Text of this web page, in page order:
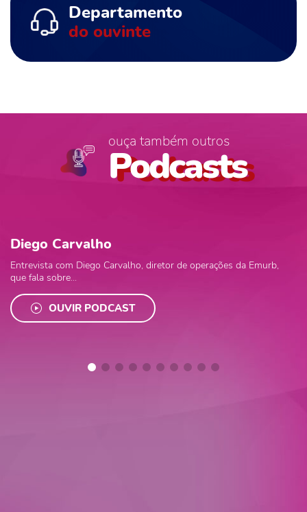
Departamento
do ouvinte
ouça também outros
Podcasts
Diego Carvalho
Entrevista com Diego Carvalho, diretor de operações da Emurb,
que fala sobre...
OUVIR PODCAST